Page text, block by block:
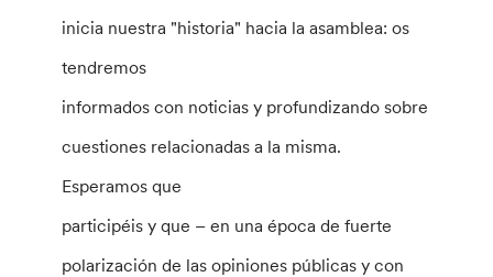
inicia nuestra "historia" hacia la asamblea: os
tendremos
informados con noticias y profundizando sobre
cuestiones relacionadas a la misma.
Esperamos que
participéis y que – en una época de fuerte
polarización de las opiniones públicas y con